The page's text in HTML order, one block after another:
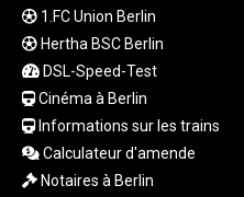
1.FC Union Berlin
Hertha BSC Berlin
DSL-Speed-Test
Cinéma à Berlin
Informations sur les trains
Calculateur d'amende
Notaires à Berlin